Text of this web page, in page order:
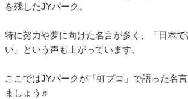
を残したJYパーク。
特に努力や夢に向けた名言が多く、「日本で
い」という声も上がっています。
ここではJYパークが「虹プロ」で語った名
ましょう♬